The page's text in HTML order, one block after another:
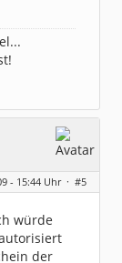
- 15:44 Uhr · #5
würde
der